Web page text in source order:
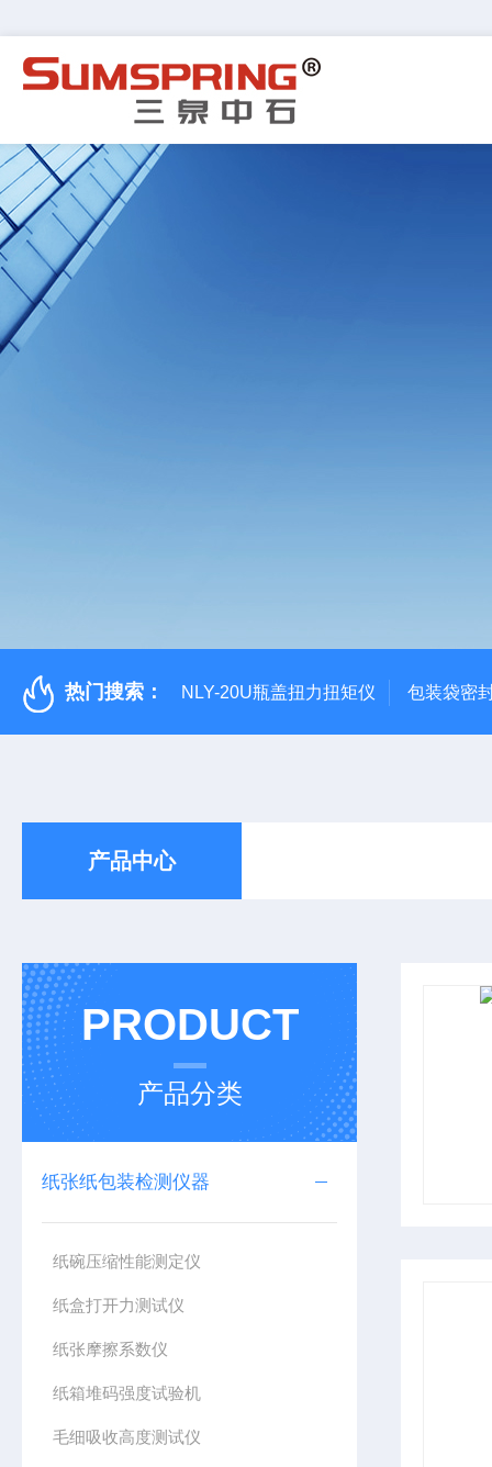
热门搜索： NLY-20U瓶盖扭力扭矩仪 包装袋密
产品中心
PRODUCT
产品分类
纸张纸包装检测仪器
纸碗压缩性能测定仪
纸盒打开力测试仪
纸张摩擦系数仪
纸箱堆码强度试验机
毛细吸收高度测试仪